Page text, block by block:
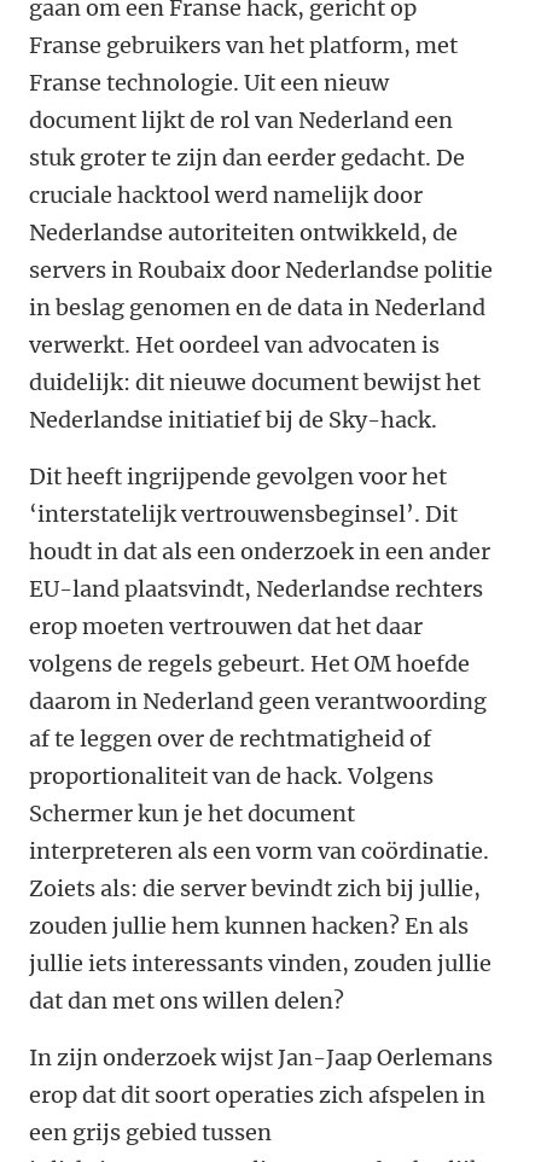
gaan om een Franse hack, gericht op
Franse gebruikers van het platform, met
Franse technologie. Uit een nieuw
document lijkt de rol van Nederland een
stuk groter te zijn dan eerder gedacht. De
cruciale hacktool werd namelijk door
Nederlandse autoriteiten ontwikkeld, de
servers in Roubaix door Nederlandse politie
in beslag genomen en de data in Nederland
verwerkt. Het oordeel van advocaten is
duidelijk: dit nieuwe document bewijst het
Nederlandse initiatief bij de Sky-hack.
Dit heeft ingrijpende gevolgen voor het
‘interstatelijk vertrouwensbeginsel’. Dit
houdt in dat als een onderzoek in een ander
EU-land plaatsvindt, Nederlandse rechters
erop moeten vertrouwen dat het daar
volgens de regels gebeurt. Het OM hoefde
daarom in Nederland geen verantwoording
af te leggen over de rechtmatigheid of
proportionaliteit van de hack. Volgens
Schermer kun je het document
interpreteren als een vorm van coördinatie.
Zoiets als: die server bevindt zich bij jullie,
zouden jullie hem kunnen hacken? En als
jullie iets interessants vinden, zouden jullie
dat dan met ons willen delen?
In zijn onderzoek wijst Jan-Jaap Oerlemans
erop dat dit soort operaties zich afspelen in
een grijs gebied tussen